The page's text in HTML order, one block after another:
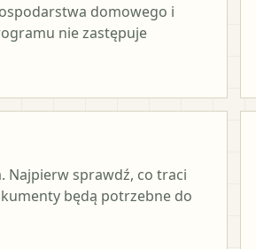
domowego i
nie zastępuje
Najpierw sprawdź, co traci
będą potrzebne do